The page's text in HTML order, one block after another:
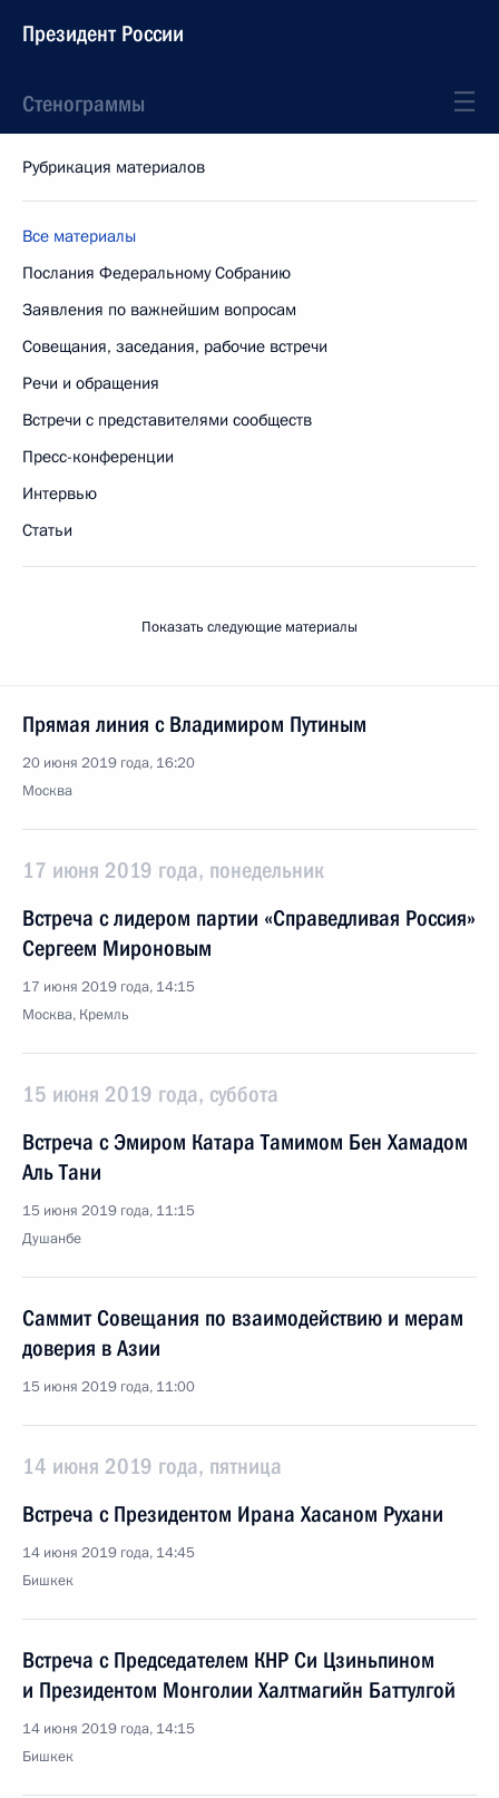
Президент России
Стенограммы
Рубрикация материалов
Все материалы
Послания Федеральному Собранию
Заявления по важнейшим вопросам
Совещания, заседания, рабочие встречи
Речи и обращения
Встречи с представителями сообществ
Пресс-конференции
Интервью
Статьи
Показать следующие материалы
Прямая линия с Владимиром Путиным
20 июня 2019 года, 16:20
Москва
17 июня 2019 года, понедельник
Встреча с лидером партии «Справедливая Россия»
Сергеем Мироновым
17 июня 2019 года, 14:15
Москва, Кремль
15 июня 2019 года, суббота
Встреча с Эмиром Катара Тамимом Бен Хамадом
Аль Тани
15 июня 2019 года, 11:15
Душанбе
Саммит Совещания по взаимодействию и мерам
доверия в Азии
15 июня 2019 года, 11:00
14 июня 2019 года, пятница
Встреча с Президентом Ирана Хасаном Рухани
14 июня 2019 года, 14:45
Бишкек
Встреча с Председателем КНР Си Цзиньпином
и Президентом Монголии Халтмагийн Баттулгой
14 июня 2019 года, 14:15
Бишкек